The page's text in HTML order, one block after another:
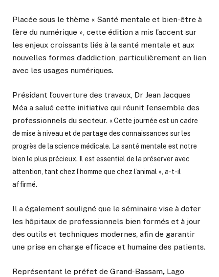
Placée sous le thème « Santé mentale et bien-être à
l’ère du numérique », cette édition a mis l’accent sur
les enjeux croissants liés à la santé mentale et aux
nouvelles formes d’addiction, particulièrement en lien
avec les usages numériques.
Présidant l’ouverture des travaux, Dr Jean Jacques
Méa a salué cette initiative qui réunit l’ensemble des
professionnels du secteur. « Cette journée est un cadre
de mise à niveau et de partage des connaissances sur les
progrès de la science médicale. La santé mentale est notre
bien le plus précieux. Il est essentiel de la préserver avec
attention, tant chez l’homme que chez l’animal », a-t-il
affirmé.
Il a également souligné que le séminaire vise à doter
les hôpitaux de professionnels bien formés et à jour
des outils et techniques modernes, afin de garantir
une prise en charge efficace et humaine des patients.
Représentant le préfet de Grand-Bassam, Lago